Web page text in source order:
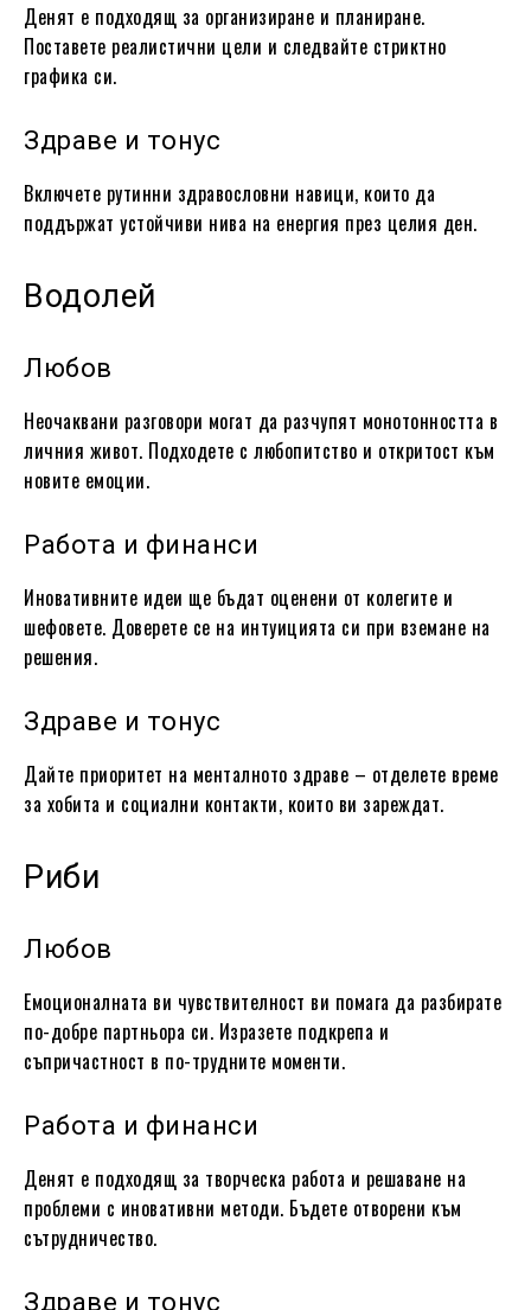
Денят е подходящ за организиране и планиране.
Поставете реалистични цели и следвайте стриктно
графика си.
Здраве и тонус
Включете рутинни здравословни навици, които да
поддържат устойчиви нива на енергия през целия ден.
Водолей
Любов
Неочаквани разговори могат да разчупят монотонността в
личния живот. Подходете с любопитство и откритост към
новите емоции.
Работа и финанси
Иновативните идеи ще бъдат оценени от колегите и
шефовете. Доверете се на интуицията си при вземане на
решения.
Здраве и тонус
Дайте приоритет на менталното здраве – отделете време
за хобита и социални контакти, които ви зареждат.
Риби
Любов
Емоционалната ви чувствителност ви помага да разбирате
по-добре партньора си. Изразете подкрепа и
съпричастност в по-трудните моменти.
Работа и финанси
Денят е подходящ за творческа работа и решаване на
проблеми с иновативни методи. Бъдете отворени към
сътрудничество.
Здраве и тонус